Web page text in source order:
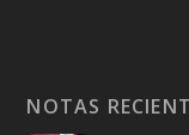
NOTAS